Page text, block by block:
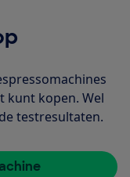
kunt kopen. Wel
testresultaten.